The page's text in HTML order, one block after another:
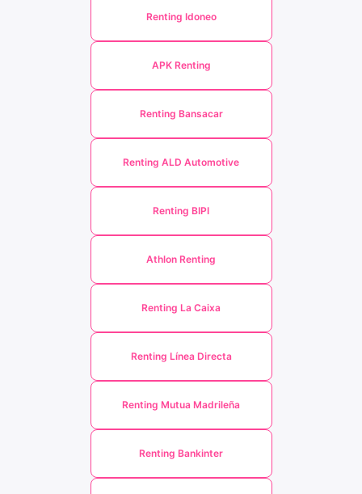
Renting Idoneo
APK Renting
Renting Bansacar
Renting ALD Automotive
Renting BIPI
Athlon Renting
Renting La Caixa
Renting Línea Directa
Renting Mutua Madrileña
Renting Bankinter